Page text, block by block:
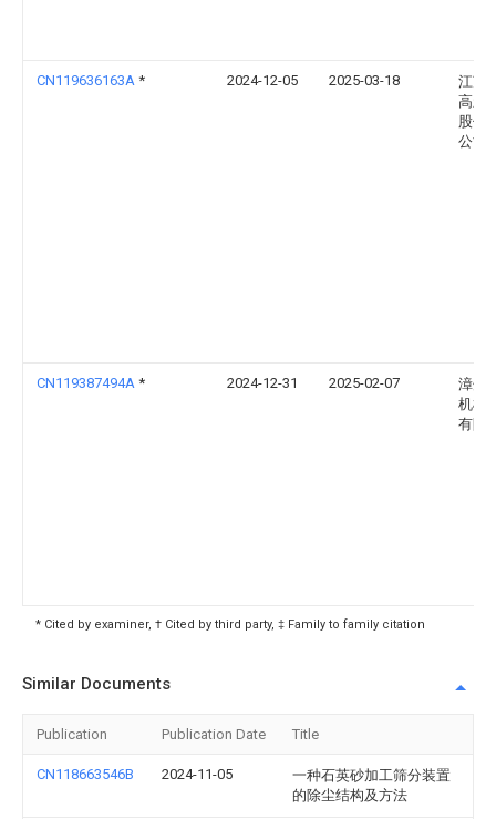
CN119636163A * 2024-12-05 2025-03-18
江苏
高新
股份
公司
CN119387494A * 2024-12-31 2025-02-07
漳州
机械
有限
* Cited by examiner, † Cited by third party, ‡ Family to family citation
Similar Documents
Publication Publication Date Title
CN118663546B 2024-11-05
一种石英砂加工筛分装置
的除尘结构及方法